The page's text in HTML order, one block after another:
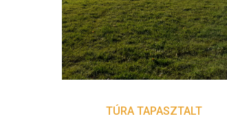
TÚRA TAPASZTALT